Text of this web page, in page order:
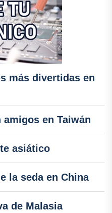
más divertidas en
en Taiwán
asiático
la seda en China
de Malasia